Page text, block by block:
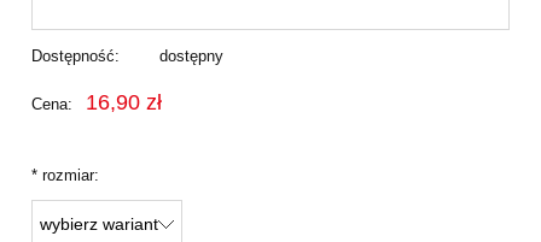
Dostępność: dostępny
Cena: 16,90 zł
* rozmiar: